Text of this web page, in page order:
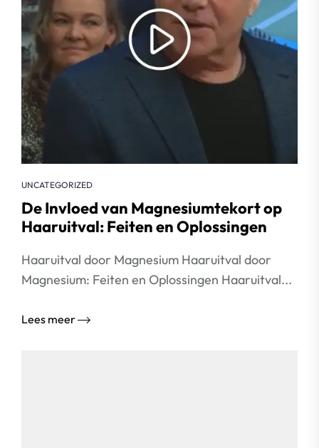
UNCATEGORIZED
De Invloed van Magnesiumtekort op
Haaruitval: Feiten en Oplossingen
Haaruitval door Magnesium Haaruitval door
Magnesium: Feiten en Oplossingen Haaruitval...
Lees meer